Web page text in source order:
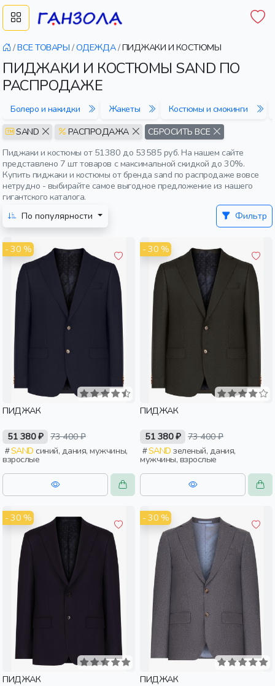
/ВСЕ ТОВАРЫ /ОДЕЖДА/ПИДЖАКИ И КОСТЮМЫ
ПИДЖАКИ И КОСТЮМЫ SAND ПО
РАСПРОДАЖЕ
Болеро и накидки Жакеты
Костюмы и смокинги
SAND
РАСПРОДАЖА
СБРОСИТЬ ВСЕ
Пиджаки и костюмы от 51380 до 53585 руб. На нашем сайте
представлено 7 шт товаров с максимальной скидкой до 30%.
Купить пиджаки и костюмы от бренда sand по распродаже вовсе
нетрудно - выбирайте самое выгодное предложение из нашего
гигантского каталога.
По популярности
Фильтр
- 30 %
ПИДЖАК
51 380 ₽ 73 400 ₽
SAND синий, дания, мужчины,
взрослые
- 30 %
ПИДЖАК
51 380 ₽ 73 400 ₽
SAND зеленый, дания,
мужчины, взрослые
- 30 %
ПИДЖАК
- 30 %
ПИДЖАК